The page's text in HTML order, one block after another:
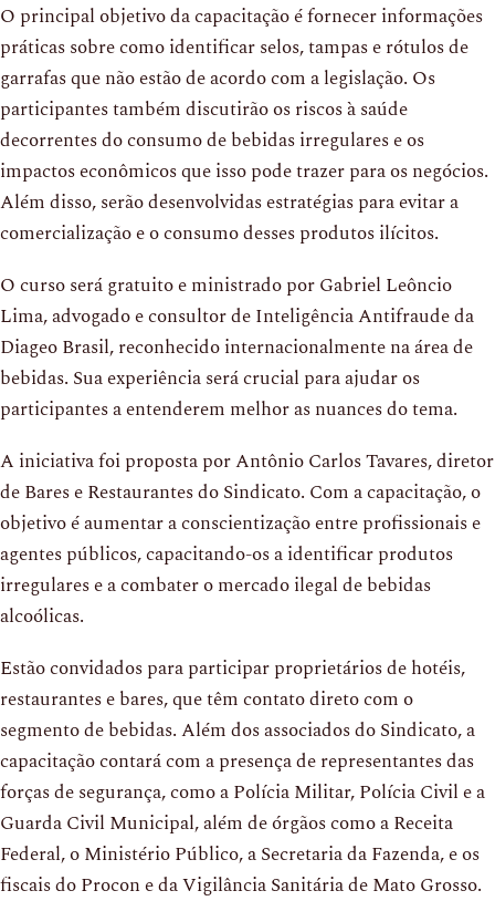
O principal objetivo da capacitação é fornecer informações
práticas sobre como identificar selos, tampas e rótulos de
garrafas que não estão de acordo com a legislação. Os
participantes também discutirão os riscos à saúde
decorrentes do consumo de bebidas irregulares e os
impactos econômicos que isso pode trazer para os negócios.
Além disso, serão desenvolvidas estratégias para evitar a
comercialização e o consumo desses produtos ilícitos.
O curso será gratuito e ministrado por Gabriel Leôncio
Lima, advogado e consultor de Inteligência Antifraude da
Diageo Brasil, reconhecido internacionalmente na área de
bebidas. Sua experiência será crucial para ajudar os
participantes a entenderem melhor as nuances do tema.
A iniciativa foi proposta por Antônio Carlos Tavares, diretor
de Bares e Restaurantes do Sindicato. Com a capacitação, o
objetivo é aumentar a conscientização entre profissionais e
agentes públicos, capacitando-os a identificar produtos
irregulares e a combater o mercado ilegal de bebidas
alcoólicas.
Estão convidados para participar proprietários de hotéis,
restaurantes e bares, que têm contato direto com o
segmento de bebidas. Além dos associados do Sindicato, a
capacitação contará com a presença de representantes das
forças de segurança, como a Polícia Militar, Polícia Civil e a
Guarda Civil Municipal, além de órgãos como a Receita
Federal, o Ministério Público, a Secretaria da Fazenda, e os
fiscais do Procon e da Vigilância Sanitária de Mato Grosso.